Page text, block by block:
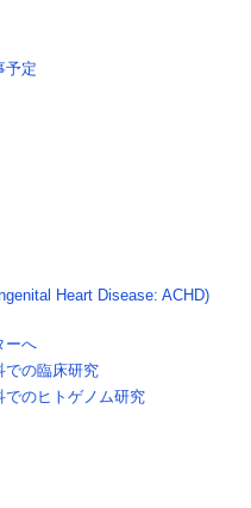
予定
Heart Disease: ACHD)
ーへ
の臨床研究
のヒトゲノム研究